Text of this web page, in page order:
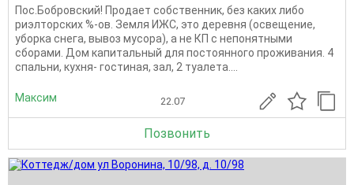
Пос.Бобровский! Продает собственник, без каких либо
риэлторских %-ов. Земля ИЖС, это деревня (освещение,
уборка снега, вывоз мусора), а не КП с непонятными
сборами. Дом капитальный для постоянного проживания. 4
спальни, кухня- гостиная, зал, 2 туалета....
Максим 22.07
Позвонить